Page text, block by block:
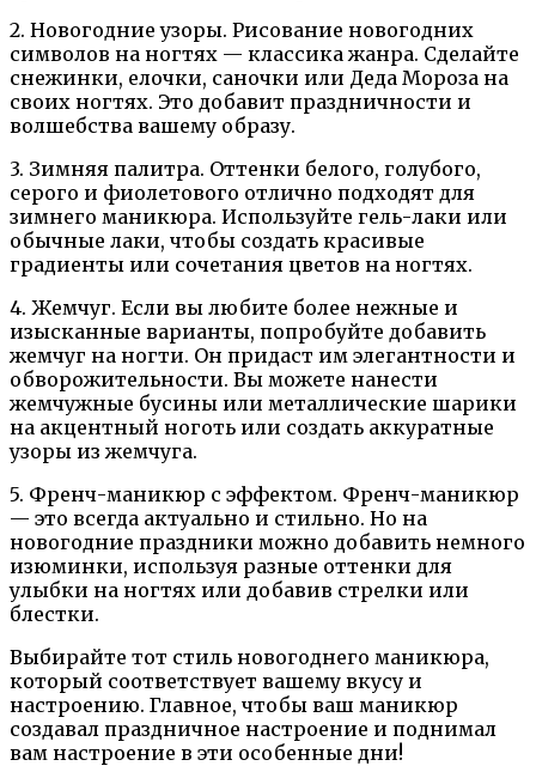
2. Новогодние узоры. Рисование новогодних
символов на ногтях — классика жанра. Сделайте
снежинки, елочки, саночки или Деда Мороза на
своих ногтях. Это добавит праздничности и
волшебства вашему образу.
3. Зимняя палитра. Оттенки белого, голубого,
серого и фиолетового отлично подходят для
зимнего маникюра. Используйте гель-лаки или
обычные лаки, чтобы создать красивые
градиенты или сочетания цветов на ногтях.
4. Жемчуг. Если вы любите более нежные и
изысканные варианты, попробуйте добавить
жемчуг на ногти. Он придаст им элегантности и
обворожительности. Вы можете нанести
жемчужные бусины или металлические шарики
на акцентный ноготь или создать аккуратные
узоры из жемчуга.
5. Френч-маникюр с эффектом. Френч-маникюр
— это всегда актуально и стильно. Но на
новогодние праздники можно добавить немного
изюминки, используя разные оттенки для
улыбки на ногтях или добавив стрелки или
блестки.
Выбирайте тот стиль новогоднего маникюра,
который соответствует вашему вкусу и
настроению. Главное, чтобы ваш маникюр
создавал праздничное настроение и поднимал
вам настроение в эти особенные дни!